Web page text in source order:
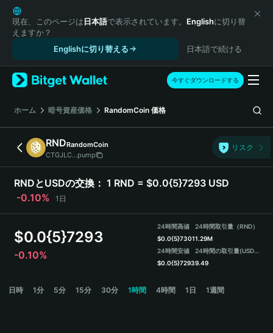
English
日本語
Tiếng Việt
Español (Latinoamérica)
Türkçe
Français
Deutsch
简体中文
繁體中文
Português (Portugal)
Bahasa Indonesia
ภาษาไทย
हिन्दी
Español
Português (Brasil)
現在、このページは日本語で表示されています。 Englishに切り替
えますか？
Englishに切り替える
日本語で続ける
今すぐダウンロードする
ホーム 暗号資産価格 RandomCoin 価格
RNDRandomCoin
CTGJLC...pump
リスク
RNDとUSDの交換： 1 RND = $0.0{5}7293 USD
-0.10%
1日
$0.0{5}7293
-0.10%
24時間高値
$0.0{5}7301
24時間安値
$0.0{5}7293
24時間取引量（RND）
1.29M
24時間の取引量(USDT)
9.49
日時 1分 5分 15分 30分 1時間 4時間 1日 1週間